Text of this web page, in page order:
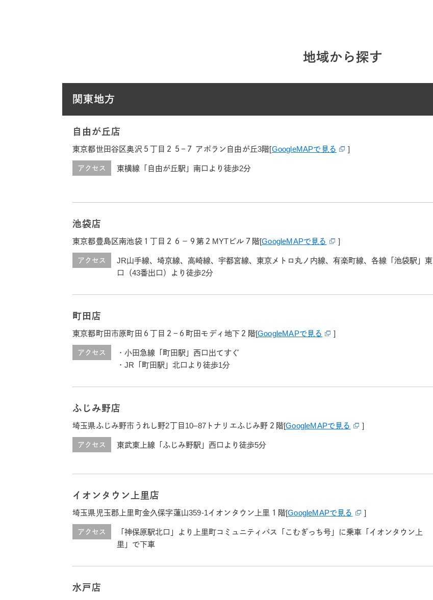
地域から探す
関東地方
自由が丘店
東京都世田谷区奥沢５丁目２５−７ アポラン自由が丘3階[GoogleMAPで見る ]
アクセス 東横線「自由が丘駅」南口より徒歩2分
池袋店
東京都豊島区南池袋１丁目２６－９第２MYTビル７階[GoogleMAPで見る ]
アクセス
JR山手線、埼京線、高崎線、宇都宮線、東京メトロ丸ノ内線、有楽町線、各線「池袋駅」東
口（43番出口）より徒歩2分
町田店
東京都町田市原町田６丁目２−６町田モディ地下２階[GoogleMAPで見る ]
アクセス
・小田急線「町田駅」西口出てすぐ
・JR「町田駅」北口より徒歩1分
ふじみ野店
埼玉県ふじみ野市うれし野2丁目10–87トナリエふじみ野２階[GoogleMAPで見る ]
アクセス 東武東上線「ふじみ野駅」西口より徒歩5分
イオンタウン上里店
埼玉県児玉郡上里町金久保字蓮山359-1イオンタウン上里１階[GoogleMAPで見る ]
アクセス
「神保原駅北口」より上里町コミュニティバス「こむぎっち号」に乗車「イオンタウン上
里」で下車
水戸店